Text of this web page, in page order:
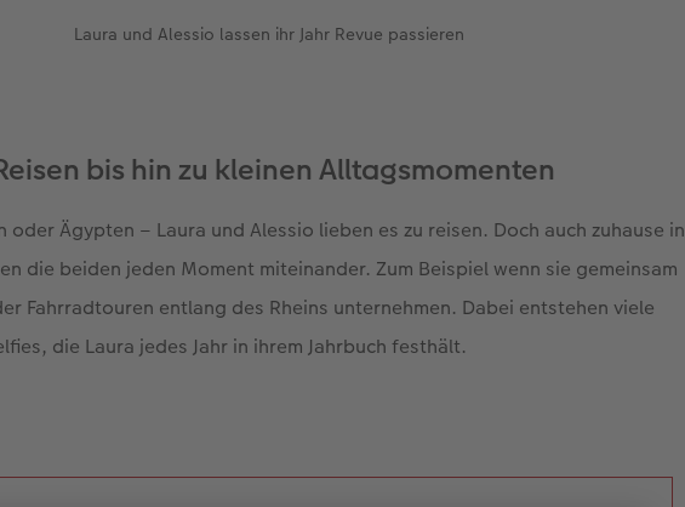
Laura und Alessio lassen ihr Jahr Revue passieren
bis hin zu kleinen Alltagsmomenten
oder Ägypten – Laura und Alessio lieben es zu reisen. Doch auch zuhause in
die beiden jeden Moment miteinander. Zum Beispiel wenn sie gemeinsam
Fahrradtouren entlang des Rheins unternehmen. Dabei entstehen viele
die Laura jedes Jahr in ihrem Jahrbuch festhält.